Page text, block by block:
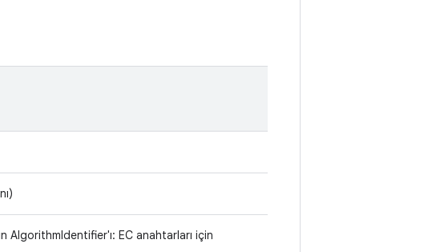
AlgorithmIdentifier'ı: EC anahtarları için